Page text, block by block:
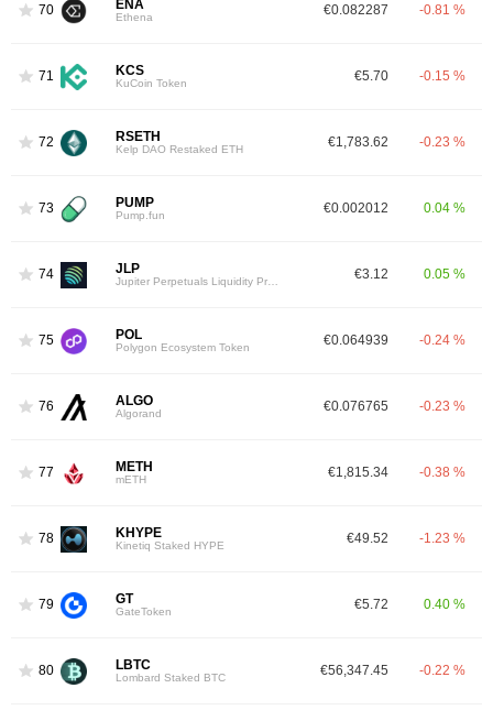
70 ENA
Ethena €0.082287 -0.81 %
71 KCS
KuCoin Token €5.70 -0.15 %
72 RSETH
Kelp DAO Restaked ETH €1,783.62 -0.23 %
73 PUMP
Pump.fun €0.002012 0.04 %
74 JLP €3.12 0.05 %
75 POL
Polygon Ecosystem Token €0.064939 -0.24 %
76 ALGO
Algorand €0.076765 -0.23 %
77 METH
mETH €1,815.34 -0.38 %
78 KHYPE
Kinetiq Staked HYPE €49.52 -1.23 %
79 GT
GateToken €5.72 0.40 %
80 LBTC
Lombard Staked BTC €56,347.45 -0.22 %